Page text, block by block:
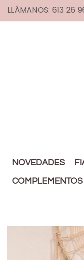
LLÁMANOS: 613 26
NOVEDADES
COMPLEMENTOS